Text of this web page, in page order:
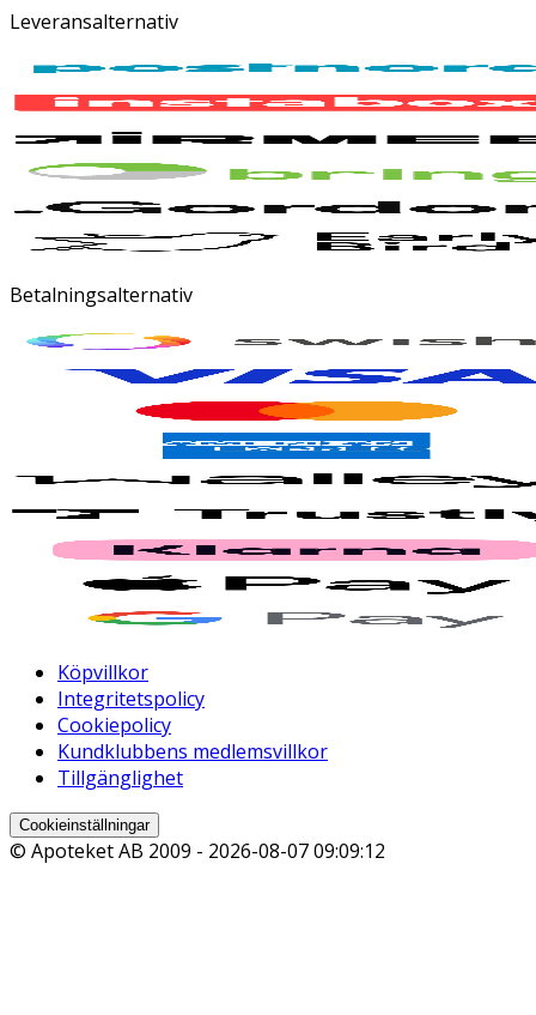
Leveransalternativ
Betalningsalternativ
Köpvillkor
Integritetspolicy
Cookiepolicy
Kundklubbens medlemsvillkor
Tillgänglighet
Cookieinställningar
© Apoteket AB 2009 - 2026-08-07 09:09:12